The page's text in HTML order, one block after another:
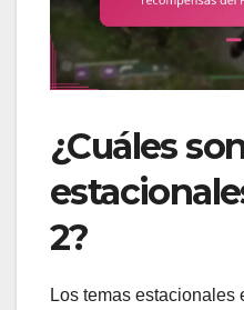
¿Cuáles
2?
Los temas estacionales